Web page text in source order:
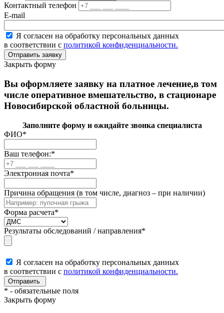
Контактный телефон
E-mail
Я согласен на обработку персональных данных
в соответствии с политикой конфиденциальности.
Закрыть форму
Вы оформляете заявку на платное лечение,в том
числе оперативное вмешательство, в стационаре
Новосибирской областной больницы.
Заполните форму и ожидайте звонка специалиста
ФИО*
Ваш телефон:*
Электронная почта*
Причина обращения (в том числе, диагноз – при наличии)
Форма расчета*
Результаты обследований / направления*
Я согласен на обработку персональных данных
в соответствии с политикой конфиденциальности.
* - обязательные поля
Закрыть форму